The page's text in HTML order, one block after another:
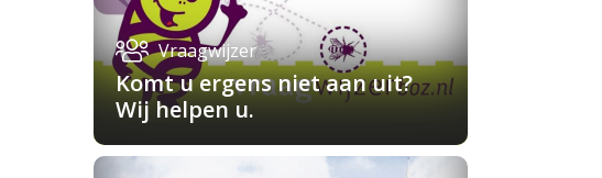
Vraagwijzer
Komt u ergens niet aan uit?
Wij helpen u.